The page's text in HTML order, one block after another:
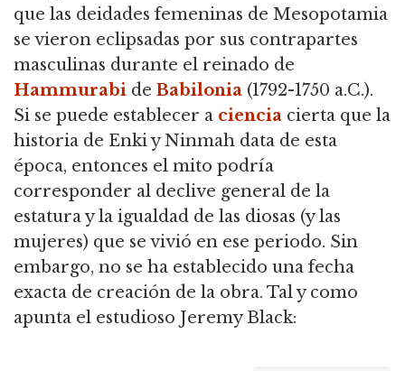
que las deidades femeninas de Mesopotamia
se vieron eclipsadas por sus contrapartes
masculinas durante el reinado de
Hammurabi de Babilonia (1792-1750 a.C.).
Si se puede establecer a ciencia cierta que la
historia de Enki y Ninmah data de esta
época, entonces el mito podría
corresponder al declive general de la
estatura y la igualdad de las diosas (y las
mujeres) que se vivió en ese periodo. Sin
embargo, no se ha establecido una fecha
exacta de creación de la obra. Tal y como
apunta el estudioso Jeremy Black: